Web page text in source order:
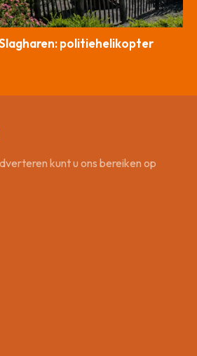
politiehelikopter
kunt u ons bereiken op